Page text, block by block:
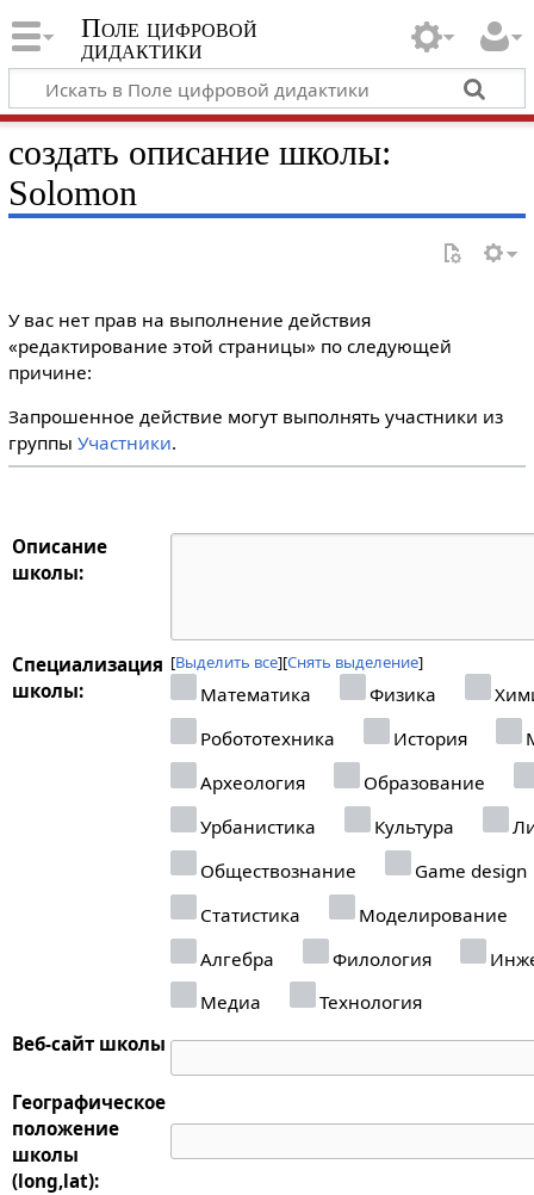
Поле цифровой
дидактики
создать описание школы:
Solomon
У вас нет прав на выполнение действия
«редактирование этой страницы» по следующей
причине:
Запрошенное действие могут выполнять участники из
группы Участники.
Описание
школы:
Специализация
школы:
Выделить все Снять выделение
Математика Физика
Робототехника
История
Археология
Образование
Урбанистика
Культура
Обществознание
Game design
Статистика
Моделирование
Алгебра
Филология
Медиа
Технология
Веб-сайт школы
Географическое
положение
школы
(long,lat):